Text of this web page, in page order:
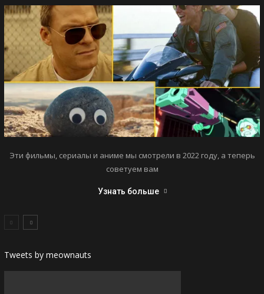
Эти фильмы, сериалы и аниме мы смотрели в 2022 году, а теперь
советуем вам
Узнать больше
Tweets by meownauts